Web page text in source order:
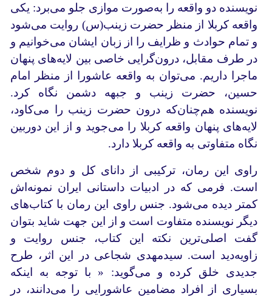
نویسنده دو واقعه را به‌صورت موازی جلو می‌برد: یکی
واقعه کربلا از منظر حضرت زینب(س) روایت می‌شود
و تمام حوادث و ظرایف را از زبان ایشان می‌خوانیم و
در طرف مقابل، درون‌گرایی خاصی بین لایه‌های پنهان
ماجرا داریم. می‌توان به واقعه عاشورا از منظر امام
حسین، حضرت زینب و جبهه دشمن نگاه کرد.
نویسنده هم‌چنان‌که درون حضرت زینب را می‌کاود،
لایه‌های پنهان واقعه کربلا را می‌جوید و از این دوربین
نگاه متفاوتی به واقعه کربلا دارد.
راوی این رمان، ترکیبی از دانای کل و دوم شخص
است. فرمی که در ادبیات داستانی ایران نمونه‌اش
کمتر دیده می‌شود. جنس راوی این رمان با کتاب‌های
دیگر نویسنده متفاوت است و از این جهت شاید بتوان
گفت اصلی‌ترین نکته این کتاب، جنس روایت و
زاویه‌دید است. سیدمهدی شجاعی در این اثر، طرح
جدیدی خلق کرده و می‌گوید: « با توجه به اینکه
بسیاری از افراد مضامین عاشورایی را می‌دانند، در